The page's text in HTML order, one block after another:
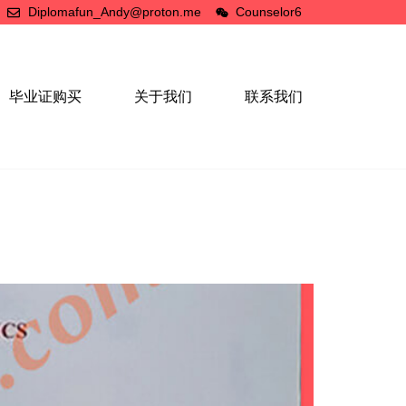
Diplomafun_Andy@proton.me Counselor6
毕业证购买 关于我们 联系我们